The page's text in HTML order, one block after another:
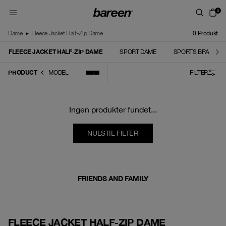
0
Dame ▸ Fleece Jacket Half-Zip Dame 0 Produkt
FLEECE JACKET HALF-ZIP DAME SPORT DAME SPORTS BRA
PRODUCT MODEL FILTER
Ingen produkter fundet...
NULSTIL FILTER
FRIENDS AND FAMILY
FLEECE JACKET HALF-ZIP DAME